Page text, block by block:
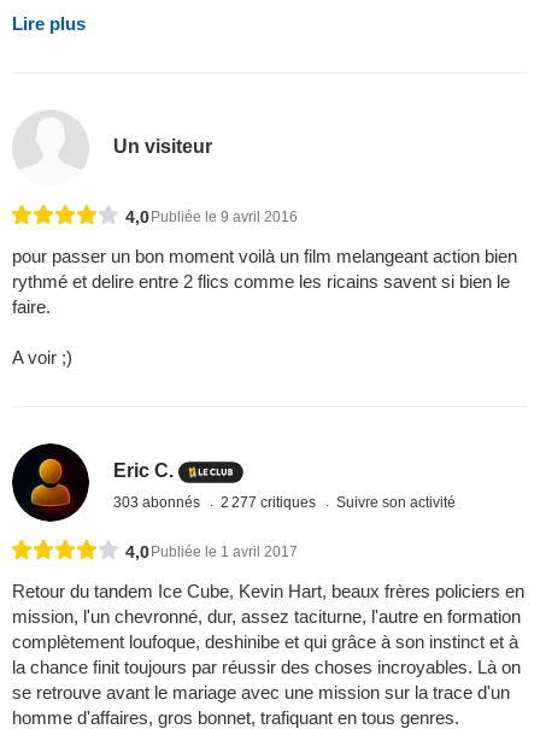
Lire plus
Un visiteur
4,0 Publiée le 9 avril 2016
pour passer un bon moment voilà un film melangeant action bien
rythmé et delire entre 2 flics comme les ricains savent si bien le
faire.
A voir ;)
Eric C.
303 abonnés 2 277 critiques Suivre son activité
4,0Publiée le 1 avril 2017
Retour du tandem Ice Cube, Kevin Hart, beaux frères policiers en
mission, l'un chevronné, dur, assez taciturne, l'autre en formation
complètement loufoque, deshinibe et qui grâce à son instinct et à
la chance finit toujours par réussir des choses incroyables. Là on
se retrouve avant le mariage avec une mission sur la trace d'un
homme d'affaires, gros bonnet, trafiquant en tous genres.